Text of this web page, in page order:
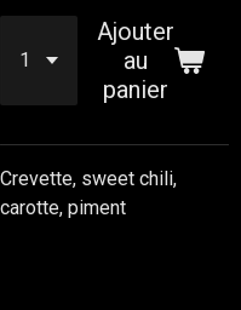
Ajouter
au
panier
Crevette, sweet chili,
carotte, piment